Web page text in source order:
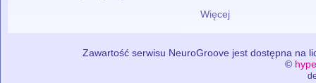
Więcej
Zawartość serwisu NeuroGroove jest dostępna na
©